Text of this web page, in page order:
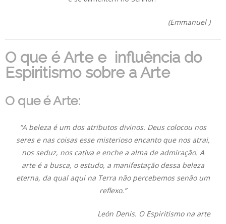
(Emmanuel )
O que é Arte e influência do
Espiritismo sobre a Arte
O que é Arte:
“A beleza é um dos atributos divinos. Deus colocou nos
seres e nas coisas esse misterioso encanto que nos atrai,
nos seduz, nos cativa e enche a alma de admiração. A
arte é a busca, o estudo, a manifestação dessa beleza
eterna, da qual aqui na Terra não percebemos senão um
reflexo.”
León Denis. O Espiritismo na arte